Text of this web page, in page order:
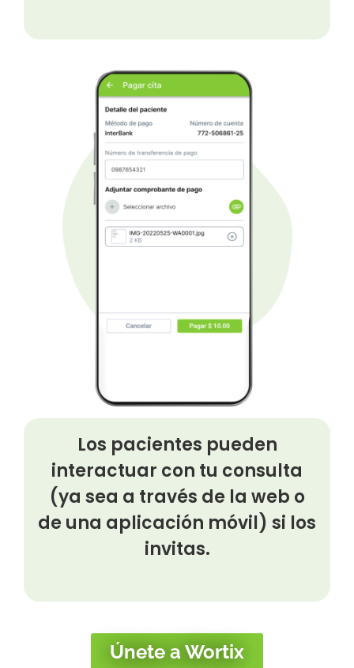
Los pacientes pueden
interactuar con tu consulta
(ya sea a través de la web o
de una aplicación móvil) si los
invitas.
Únete a Wortix